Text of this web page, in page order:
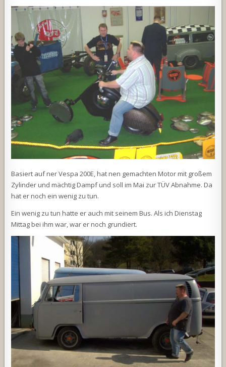
Basiert auf ner Vespa 200E, hat nen gemachten Motor mit großem
Zylinder und mächtig Dampf und soll im Mai zur TÜV Abnahme. Da
hat er noch ein wenig zu tun.
Ein wenig zu tun hatte er auch mit seinem Bus. Als ich Dienstag
Mittag bei ihm war, war er noch grundiert.